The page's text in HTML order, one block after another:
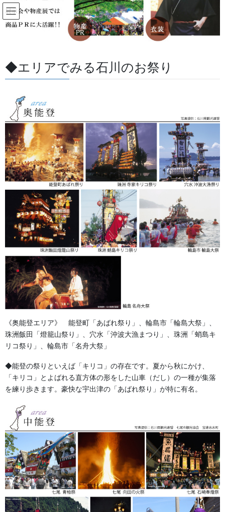
コ
ン
テ
移
動
ナ
ビ
ゲ
ン
に
すべての記事
すべての記事 お祭用品・品目 生地 生地について
2018/10/30 / 最終更新日 :
生地
生地について
半纏や半被、染物などに使用される生地のほとんどが天然素材に
なります。
素材は主に綿を使用しており、用途などによっては絹や麻などを
使用します。
同じ素材でも糸の太さや織り方によって生地名称が作られていま
す。
その中でも染物で使用する綿の生地はいくつか種類があり特に使
用度の高いものをご紹介致します。
【金巾（かねきん）】
のぼり旗や五色旗などによく使用されている木綿の生地です。
先染め生地のカラーバリエーションが豊富で和雑貨やタペストリ
当店では神社仏閣などの幕やプリント手拭いなどに使用している
生地です。
金巾（かねきん）よりも少し厚めの素材で糸の太さや織り方で何
種類もの天竺（てんじく）があるのが特徴です。
金巾と同様に生地が薄めで和雑貨や小物、タペストリー、のぼり
旗などに多く使用されている生地です。
少し大きめの社旗などにも使用されている綿素材ではとてもポピ
ュラーです。
半纏にも多く使用されており、特に既製品半纏（法被）やカタロ
◆エリアでみる石川のお祭り
《奥能登エリア》 能登町「あばれ祭り」、輪島市「輪島大祭」、
珠洲飯田「燈籠山祭り」、穴水「沖波大漁まつり」、珠洲「蛸島キ
リコ祭り」、輪島市「名舟大祭」
◆能登の祭りといえば「キリコ」の存在です。夏から秋にかけ、
「キリコ」とよばれる直方体の形をした山車（だし）の一種が集落
を練り歩きます。豪快な宇出津の「あばれ祭り」が特に有名。